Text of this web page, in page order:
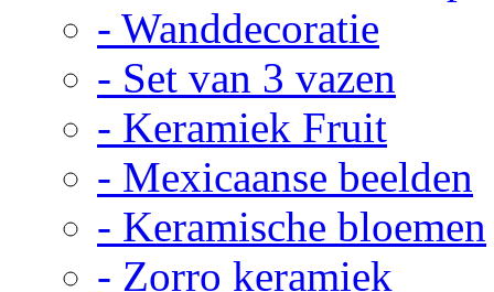
- Wanddecoratie
- Set van 3 vazen
- Keramiek Fruit
- Mexicaanse beelden
- Keramische bloemen
- Zorro keramiek